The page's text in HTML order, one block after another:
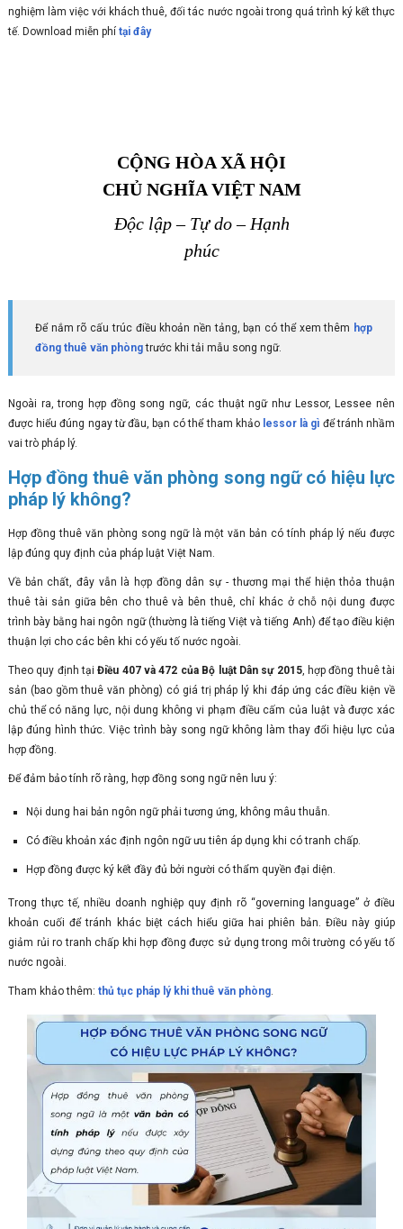
nghiệm làm việc với khách thuê, đối tác nước ngoài trong quá trình ký kết thực
tế. Download miễn phí tại đây
Để nắm rõ cấu trúc điều khoản nền tảng, bạn có thể xem thêm hợp
đồng thuê văn phòngtrước khi tải mẫu song ngữ.
Ngoài ra, trong hợp đồng song ngữ, các thuật ngữ như Lessor, Lessee nên
được hiểu đúng ngay từ đầu, bạn có thể tham khảo lessor là gì để tránh nhầm
vai trò pháp lý.
Hợp đồng thuê văn phòng song ngữ có hiệu lực
pháp lý không?
Hợp đồng thuê văn phòng song ngữ là một văn bản có tính pháp lý nếu được
lập đúng quy định của pháp luật Việt Nam.
Về bản chất, đây vẫn là hợp đồng dân sự - thương mại thể hiện thỏa thuận
thuê tài sản giữa bên cho thuê và bên thuê, chỉ khác ở chỗ nội dung được
trình bày bằng hai ngôn ngữ (thường là tiếng Việt và tiếng Anh) để tạo điều kiện
thuận lợi cho các bên khi có yếu tố nước ngoài.
Theo quy định tạiĐiều 407 và 472 của Bộ luật Dân sự 2015, hợp đồng thuê tài
sản (bao gồm thuê văn phòng) có giá trị pháp lý khi đáp ứng các điều kiện về
chủ thể có năng lực, nội dung không vi phạm điều cấm của luật và được xác
lập đúng hình thức. Việc trình bày song ngữ không làm thay đổi hiệu lực của
hợp đồng.
Để đảm bảo tính rõ ràng, hợp đồng song ngữ nên lưu ý:
Nội dung hai bản ngôn ngữ phải tương ứng, không mâu thuẫn.
Có điều khoản xác định ngôn ngữ ưu tiên áp dụng khi có tranh chấp.
Hợp đồng được ký kết đầy đủ bởi người có thẩm quyền đại diện.
Trong thực tế, nhiều doanh nghiệp quy định rõ “governing language” ở điều
khoản cuối để tránh khác biệt cách hiểu giữa hai phiên bản. Điều này giúp
giảm rủi ro tranh chấp khi hợp đồng được sử dụng trong môi trường có yếu tố
nước ngoài.
Tham khảo thêm: thủ tục pháp lý khi thuê văn phòng.